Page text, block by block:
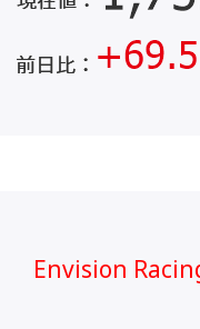
Envision